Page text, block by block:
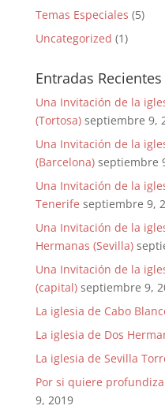
Temas Especiales (5)
Uncategorized (1)
Entradas Recientes
Una Invitación de la
(Tortosa) septiembre 9,
Una Invitación de la
(Barcelona) septiembre
Una Invitación de la
Tenerife septiembre 9,
Una Invitación de la
Hermanas (Sevilla)
Una Invitación de la
(capital) septiembre 9,
La iglesia de Cabo
La iglesia de Dos
La iglesia de Sevilla
Por si quiere
9, 2019